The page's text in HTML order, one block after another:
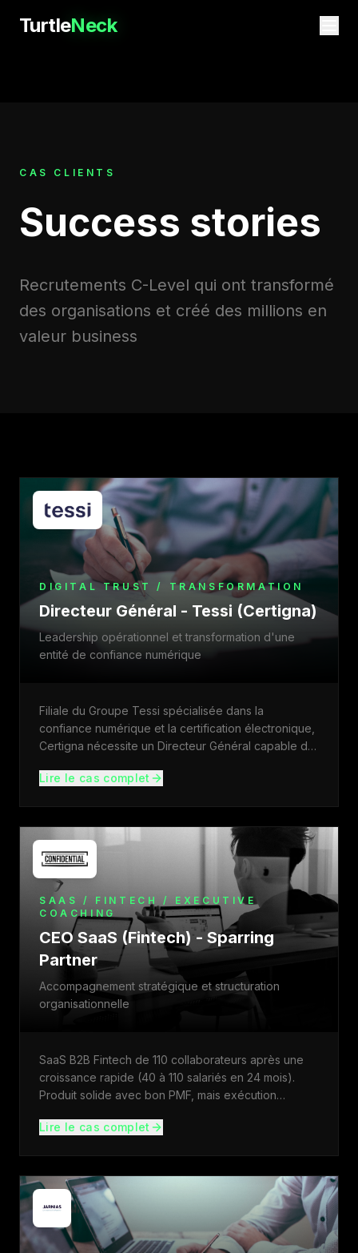
TurtleNeck
CAS CLIENTS
Success stories
Recrutements C-Level qui ont transformé
des organisations et créé des millions en
valeur business
DIGITAL TRUST / TRANSFORMATION
Directeur Général - Tessi (Certigna)
Leadership opérationnel et transformation d'une
entité de confiance numérique
Filiale du Groupe Tessi spécialisée dans la
confiance numérique et la certification électronique,
Certigna nécessite un Directeur Général capable de
Lire le cas complet
SAAS / FINTECH / EXECUTIVE
COACHING
CEO SaaS (Fintech) - Sparring
Partner
Accompagnement stratégique et structuration
organisationnelle
SaaS B2B Fintech de 110 collaborateurs après une
croissance rapide (40 à 110 salariés en 24 mois).
Produit solide avec bon PMF, mais exécution
Lire le cas complet